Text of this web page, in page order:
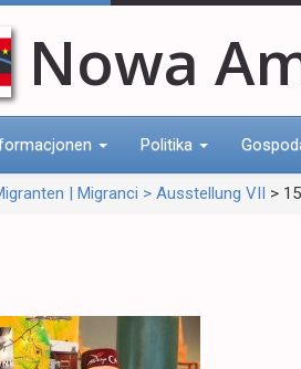
Nowa
Politika
| Migranci > Ausstellung VII > 15